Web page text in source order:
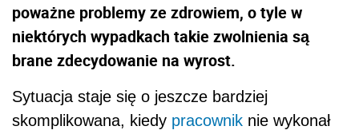
poważne problemy ze zdrowiem, o tyle w
niektórych wypadkach takie zwolnienia są
brane zdecydowanie na wyrost.
Sytuacja staje się o jeszcze bardziej
skomplikowana, kiedy pracownik nie wykonał